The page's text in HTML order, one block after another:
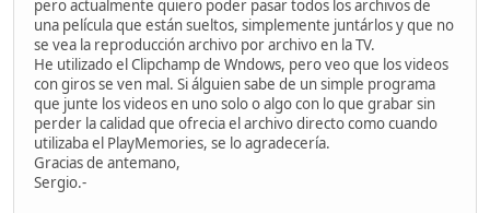
pero actualmente quiero poder pasar todos los archivos de
una película que están sueltos, simplemente juntárlos y que no
se vea la reproducción archivo por archivo en la TV.
He utilizado el Clipchamp de Wndows, pero veo que los videos
con giros se ven mal. Si álguien sabe de un simple programa
que junte los videos en uno solo o algo con lo que grabar sin
perder la calidad que ofrecia el archivo directo como cuando
utilizaba el PlayMemories, se lo agradecería.
Gracias de antemano,
Sergio.-